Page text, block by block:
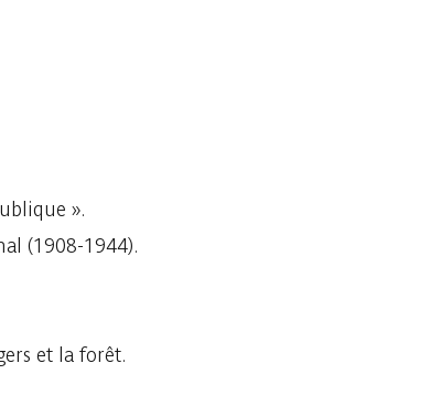
».
(1908-1944).
et la forêt.